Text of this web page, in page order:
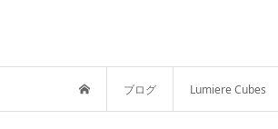
ブログ Lumiere Cubes